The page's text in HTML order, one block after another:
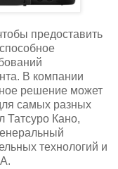
предоставить
В компании
решение может
самых разных
Татсуро Кано,
технологий и